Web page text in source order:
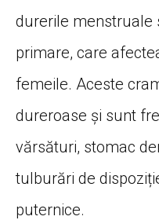
durerile menstruale
primare, care
femeile. Aceste
dureroase și sunt
vărsături, stomac
tulburări de
puternice.